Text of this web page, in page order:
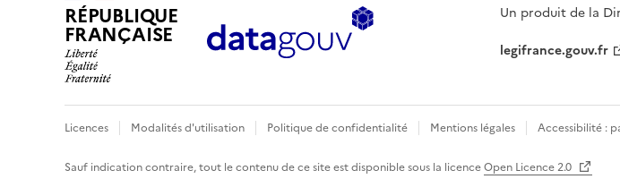
RÉPUBLIQUE
FRANÇAISE
Un produit de la
legifrance.gouv.fr
Licences Modalités d'utilisation Politique de confidentialité Mentions légales Accessibilité :
Sauf indication contraire, tout le contenu de ce site est disponible sous la licenceOpen Licence 2.0